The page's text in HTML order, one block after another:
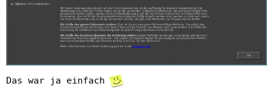
Das war ja einfach